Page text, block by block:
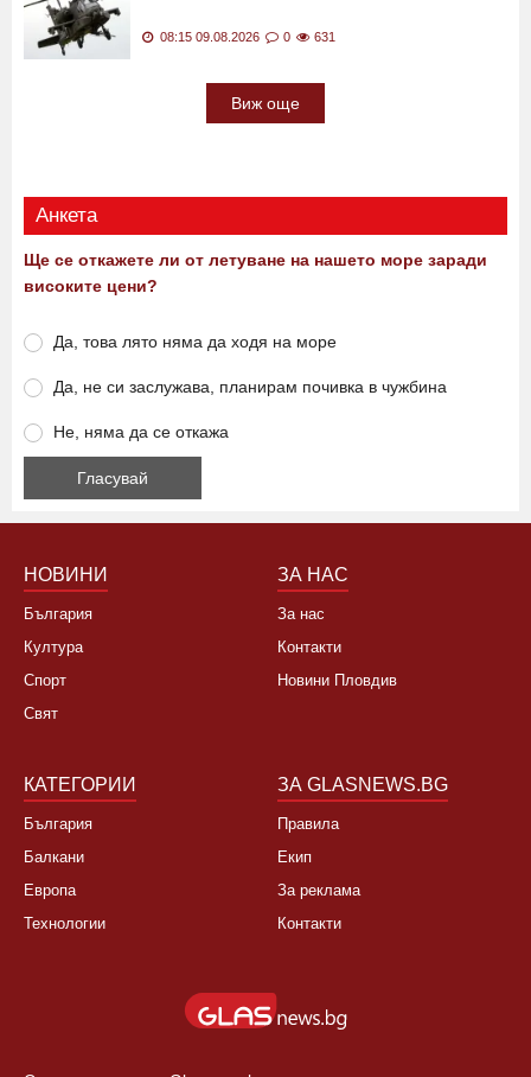
08:15 09.08.2026 0 631
Виж още
Анкета
Ще се откажете ли от летуване на нашето море заради
високите цени?
Да, това лято няма да ходя на море
Да, не си заслужава, планирам почивка в чужбина
Не, няма да се откажа
НОВИНИ
България
Култура
Спорт
Свят
ЗА НАС
За нас
Контакти
Новини Пловдив
КАТЕГОРИИ
България
Балкани
Европа
Технологии
ЗА GLASNEWS.BG
Правила
Екип
За реклама
Контакти